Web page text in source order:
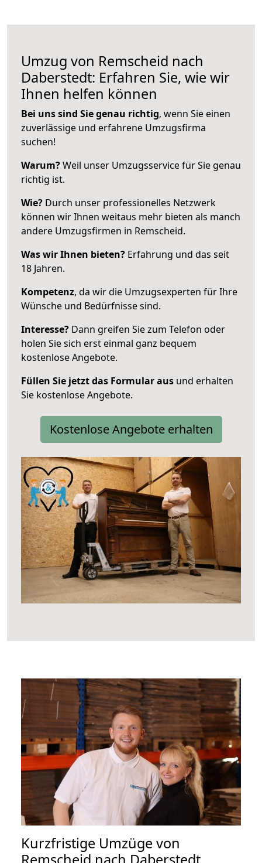
Umzug von Remscheid nach
Daberstedt: Erfahren Sie, wie wir
Ihnen helfen können
Bei uns sind Sie genau richtig, wenn Sie einen
zuverlässige und erfahrene Umzugsfirma
suchen!
Warum?Weil unser Umzugsservice für Sie genau
richtig ist.
Wie? Durch unser professionelles Netzwerk
können wir Ihnen weitaus mehr bieten als manch
andere Umzugsfirmen in Remscheid.
Was wir Ihnen bieten? Erfahrung und das seit
18 Jahren.
Kompetenz, da wir die Umzugsexperten für Ihre
Wünsche und Bedürfnisse sind.
Interesse? Dann greifen Sie zum Telefon oder
holen Sie sich erst einmal ganz bequem
kostenlose Angebote.
Füllen Sie jetzt das Formular aus und erhalten
Sie kostenlose Angebote.
Kostenlose Angebote erhalten
Kurzfristige Umzüge von